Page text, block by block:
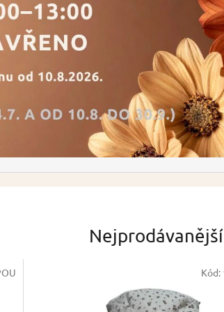
Nejprodávanější
Kód: